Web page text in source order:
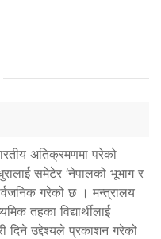
अतिक्रमणमा परेको
समेटेर ‘नेपालको भूभाग र
गरेको छ । मन्त्रालय
तहका विद्यार्थीलाई
दिने उद्देश्यले प्रकाशन गरेको